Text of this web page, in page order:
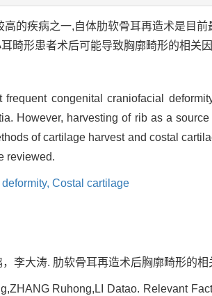
的疾病之一,自体肋软骨耳再造术是目
畸形患者术后可能导致胸廓畸形的相关
congenital craniofacial
However, harvesting of rib as a
of cartilage harvest and costal
reviewed.
Costal cartilage
李大涛. 肋软骨耳再造术后胸廓畸形的
Ruhong,LI Datao. Relevant